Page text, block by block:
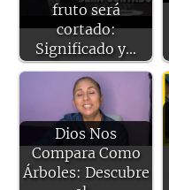
fruto será
cortado:
Significado y…
Dios Nos
Compara Como
Árboles: Descubre